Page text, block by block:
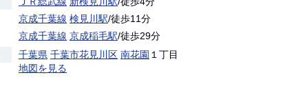
京成千葉線 検見川駅/徒歩11分
京成千葉線 京成稲毛駅/徒歩29分
千葉県 千葉市花見川区 南花園 １丁目
地図を見る